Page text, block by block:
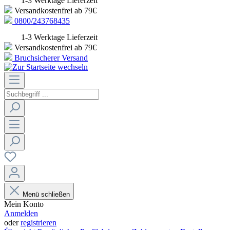
Versandkostenfrei ab 79€
0800/243768435
1-3 Werktage Lieferzeit
Versandkostenfrei ab 79€
Bruchsicherer Versand
Menü schließen
Mein Konto
Anmelden
oderregistrieren